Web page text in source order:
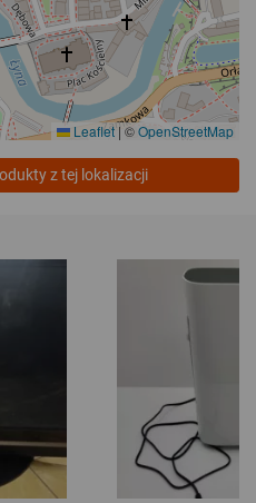
Leaflet | ©OpenStreetMap
z tej lokalizacji